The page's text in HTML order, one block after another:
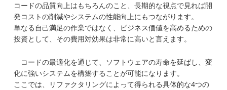
コードの品質向上はもちろんのこと、長期的な視点で見れば開
発コストの削減やシステムの性能向上にもつながります。
単なる自己満足の作業ではなく、ビジネス価値を高めるための
投資として、その費用対効果は非常に高いと言えます。
コードの最適化を通じて、ソフトウェアの寿命を延ばし、変
化に強いシステムを構築することが可能になります。
ここでは、リファクタリングによって得られる具体的な4つの